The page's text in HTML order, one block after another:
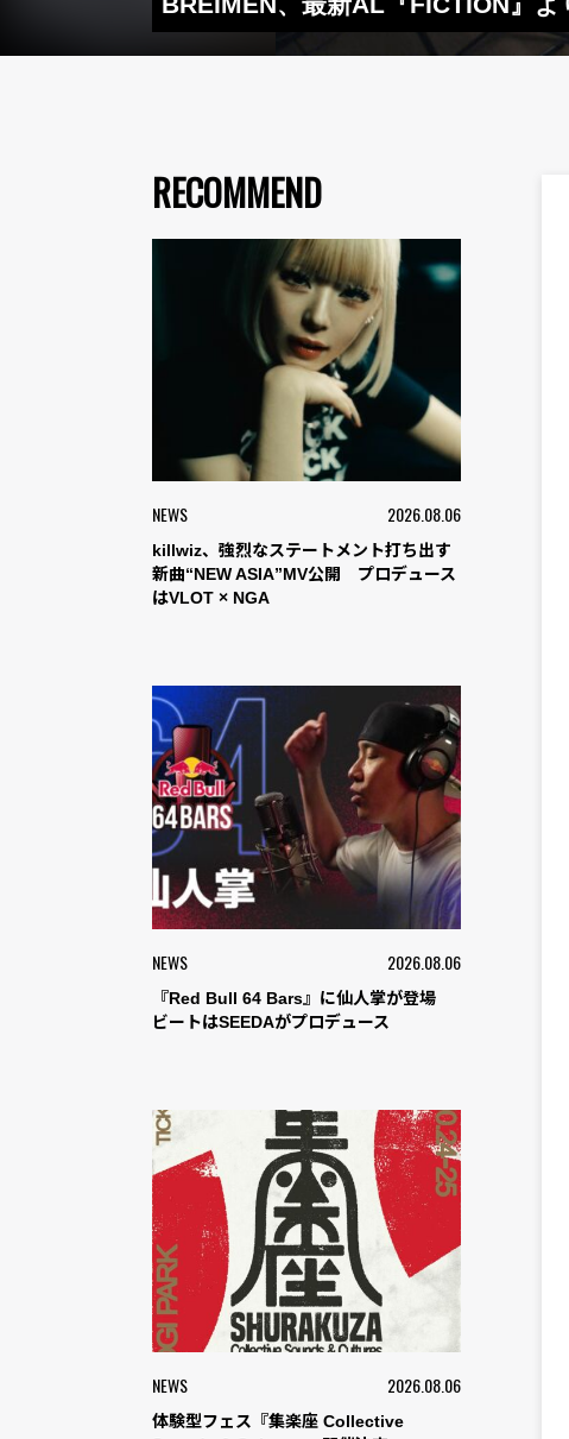
RECOMMEND
NEWS 2026.08.06
killwiz、強烈なステートメント打ち出す
新曲“NEW ASIA”MV公開 プロデュース
はVLOT × NGA
NEWS 2026.08.06
『Red Bull 64 Bars』に仙人掌が登場
ビートはSEEDAがプロデュース
NEWS 2026.08.06
体験型フェス『集楽座 Collective